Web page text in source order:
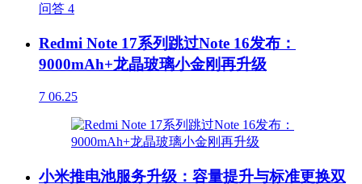
问答 4
Redmi Note 17系列跳过Note 16发布：
9000mAh+龙晶玻璃小金刚再升级
7 06.25
小米推电池服务升级：容量提升与标准更换双